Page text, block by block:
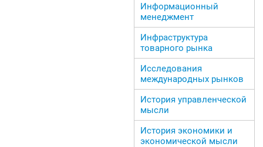
Информационный
менеджмент
Инфраструктура
товарного рынка
Исследования
международных рынков
История управленческой
мысли
История экономики и
экономической мысли